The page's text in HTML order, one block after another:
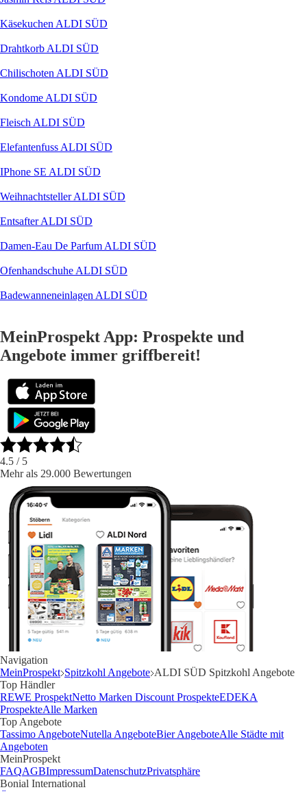
Käsekuchen ALDI SÜD
Drahtkorb ALDI SÜD
Chilischoten ALDI SÜD
Kondome ALDI SÜD
Fleisch ALDI SÜD
Elefantenfuss ALDI SÜD
IPhone SE ALDI SÜD
Weihnachtsteller ALDI SÜD
Entsafter ALDI SÜD
Damen-Eau De Parfum ALDI SÜD
Ofenhandschuhe ALDI SÜD
Badewanneneinlagen ALDI SÜD
MeinProspekt App: Prospekte und
Angebote immer griffbereit!
4.5 / 5
Mehr als 29.000 Bewertungen
Navigation
MeinProspekt Spitzkohl Angebote ALDI SÜD Spitzkohl Angebote
Top Händler
REWE ProspektNetto Marken Discount ProspekteEDEKA
ProspekteAlle Marken
Top Angebote
Tassimo AngeboteNutella AngeboteBier AngeboteAlle Städte mit
Angeboten
MeinProspekt
FAQAGBImpressumDatenschutzPrivatsphäre
Bonial International